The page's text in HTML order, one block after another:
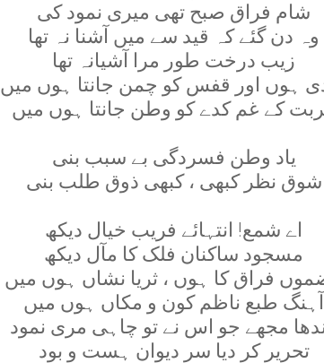
شام فراق صبح تھی ميری نمود کی
وہ دن گئے کہ قيد سے ميں آشنا نہ تھا
زيب درخت طور مرا آشيانہ تھا
ہوں اور قفس کو چمن جانتا ہوں ميں
کے غم کدے کو وطن جانتا ہوں ميں
ياد وطن فسردگی بے سبب بنی
شوق نظر کبھی ، کبھی ذوق طلب بنی
اے شمع! انتہائے فريب خيال ديکھ
مسجود ساکنان فلک کا مآل ديکھ
فراق کا ہوں ، ثريا نشاں ہوں ميں
آہنگ طبع ناظم کون و مکاں ہوں ميں
مجھے جو اس نے تو چاہی مری نمود
تحرير کر ديا سر ديوان ہست و بود